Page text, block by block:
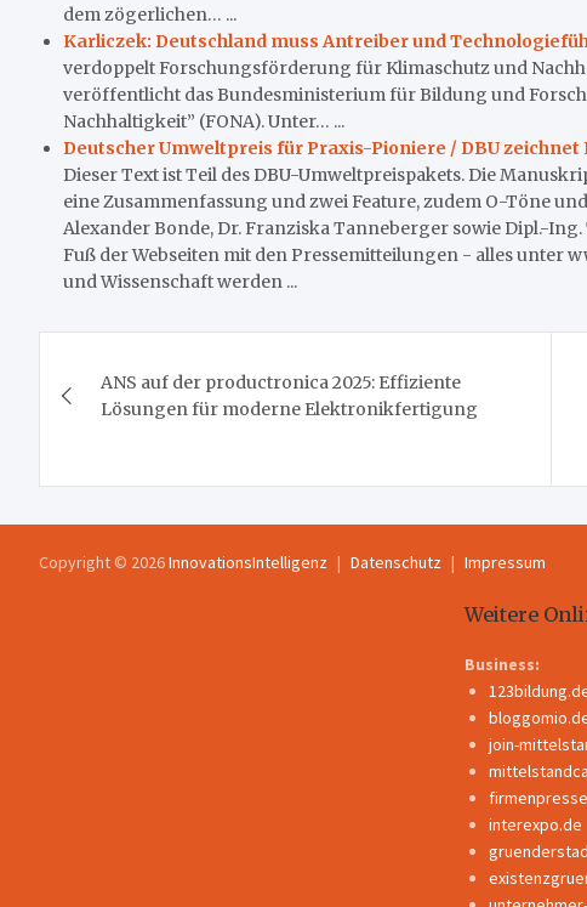
dem zögerlichen… ...
Karliczek: Deutschland muss Antreiber und
verdoppelt Forschungsförderung für Klimaschutz und
veröffentlicht das Bundesministerium für Bildung und
Nachhaltigkeit” (FONA). Unter… ...
Deutscher Umweltpreis für Praxis-Pioniere / DBU
Dieser Text ist Teil des DBU-Umweltpreispakets. Die
eine Zusammenfassung und zwei Feature, zudem O-Töne
Alexander Bonde, Dr. Franziska Tanneberger sowie Dipl.-
Fuß der Webseiten mit den Pressemitteilungen - alles unter
und Wissenschaft werden ...
ANS auf der productronica 2025: Effiziente
Lösungen für moderne Elektronikfertigung
Copyright © 2026InnovationsIntelligenz Datenschutz Impressum
Weitere
Business:
join-
interexpo.de